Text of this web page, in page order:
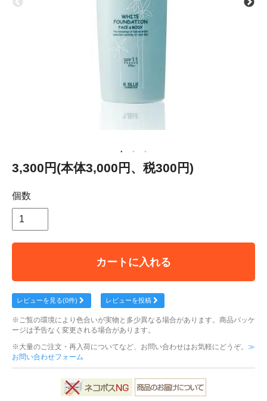
3,300円(本体3,000円、税300円)
個数
カートに入れる
レビューを見る(0件) レビューを投稿
※ご覧の環境により色合いが実物と多少異なる場合があります。商品パッケ
ージは予告なく変更される場合があります。
※大量のご注文・再入荷についてなど、お問い合わせはお気軽にどうぞ。 ≫
お問い合わせフォーム